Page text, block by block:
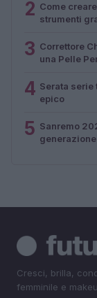
2 Come
strumenti
3 Correttore
una Pelle
4 Serata serie
epico
5 Sanremo
Cresci, brilla,
femminile e